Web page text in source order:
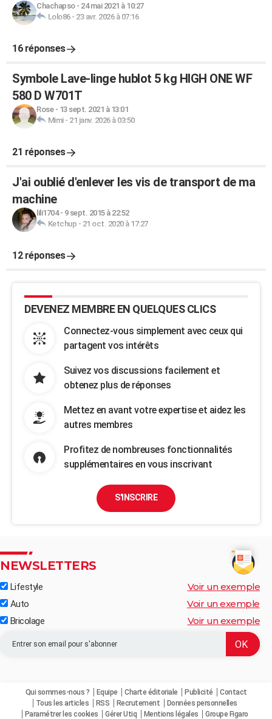
Chachapso- 24 mai 2021 à 10:27
Lolo86- 23 avr. 2026 à 07:16
16 réponses
Symbole Lave-linge hublot 5 kg HIGH ONE WF
580 D W701T
Rose- 13 sept. 2021 à 13:01
Mimi- 21 janv. 2026 à 03:50
21 réponses
J'ai oublié d'enlever les vis de transport de ma
machine
lili1704- 9 sept. 2015 à 22:52
Ketchup - 21 oct. 2020 à 17:27
12 réponses
DEVENEZ MEMBRE EN QUELQUES CLICS
Connectez-vous simplement avec ceux qui
partagent vos intérêts
Suivez vos discussions facilement et
obtenez plus de réponses
Mettez en avant votre expertise et aidez les
autres membres
Profitez de nombreuses fonctionnalités
supplémentaires en vous inscrivant
S'INSCRIRE
NEWSLETTERS
Lifestyle Voir un exemple
Auto Voir un exemple
Bricolage Voir un exemple
Qui sommes-nous ? Equipe Charte éditoriale Publicité
Contact
Tous les articles
RSS Recrutement
Données personnelles
Paramétrer les cookies
Gérer Utiq Mentions légales Groupe Figaro